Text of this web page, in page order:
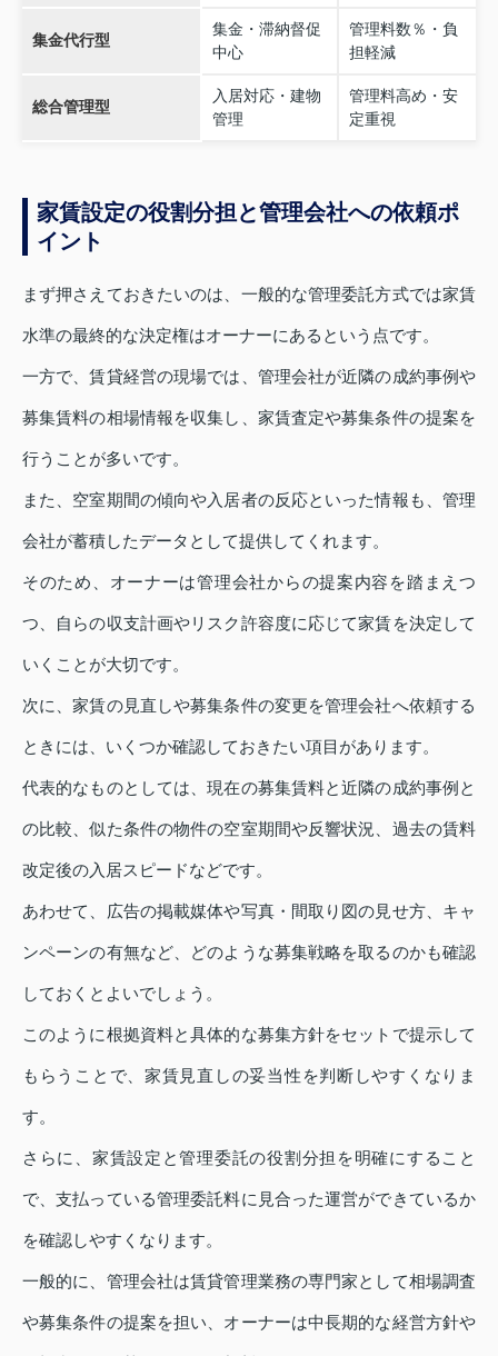
集金代行型
集金・滞納督促
中心
管理料数％・負
担軽減
総合管理型
入居対応・建物
管理
管理料高め・安
定重視
家賃設定の役割分担と管理会社への依頼ポ
イント
まず押さえておきたいのは、一般的な管理委託方式では家賃
水準の最終的な決定権はオーナーにあるという点です。
一方で、賃貸経営の現場では、管理会社が近隣の成約事例や
募集賃料の相場情報を収集し、家賃査定や募集条件の提案を
行うことが多いです。
また、空室期間の傾向や入居者の反応といった情報も、管理
会社が蓄積したデータとして提供してくれます。
そのため、オーナーは管理会社からの提案内容を踏まえつ
つ、自らの収支計画やリスク許容度に応じて家賃を決定して
いくことが大切です。
次に、家賃の見直しや募集条件の変更を管理会社へ依頼する
ときには、いくつか確認しておきたい項目があります。
代表的なものとしては、現在の募集賃料と近隣の成約事例と
の比較、似た条件の物件の空室期間や反響状況、過去の賃料
改定後の入居スピードなどです。
あわせて、広告の掲載媒体や写真・間取り図の見せ方、キャ
ンペーンの有無など、どのような募集戦略を取るのかも確認
しておくとよいでしょう。
このように根拠資料と具体的な募集方針をセットで提示して
もらうことで、家賃見直しの妥当性を判断しやすくなりま
す。
さらに、家賃設定と管理委託の役割分担を明確にすること
で、支払っている管理委託料に見合った運営ができているか
を確認しやすくなります。
一般的に、管理会社は賃貸管理業務の専門家として相場調査
や募集条件の提案を担い、オーナーは中長期的な経営方針や